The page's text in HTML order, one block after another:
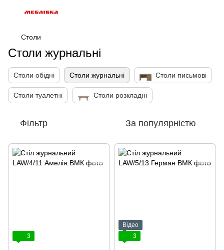
Столи
Столи журнальні
Столи обідні Столи журнальні Столи письмові
Столи туалетні Столи розкладні
Фільтр За популярністю
3
Відео
3